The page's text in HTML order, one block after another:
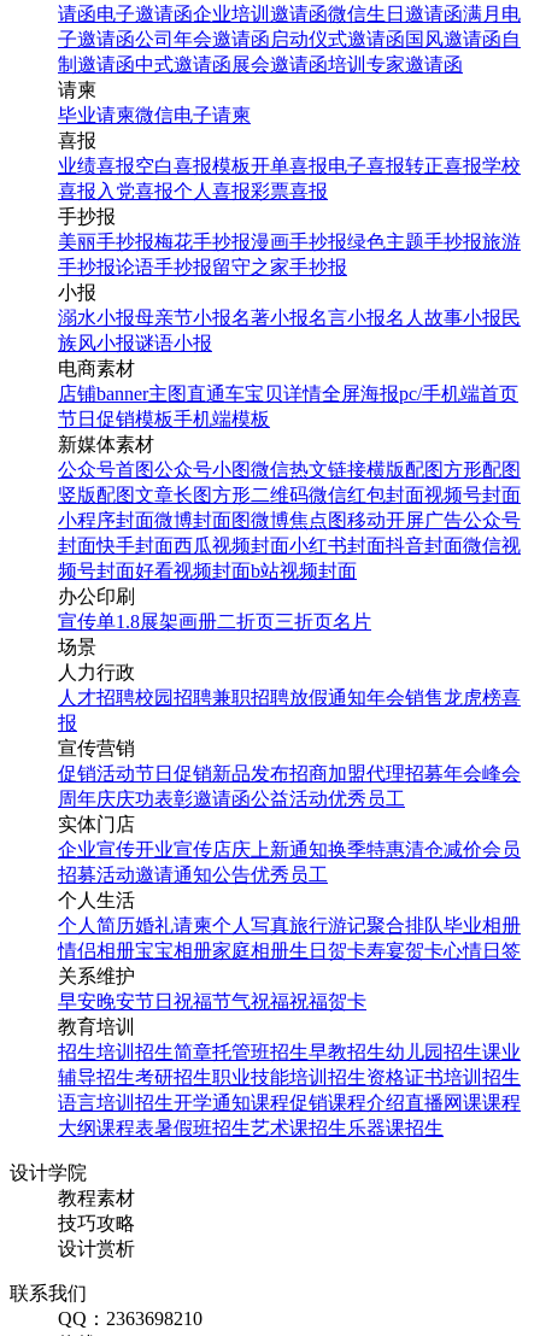
请函电子邀请函企业培训邀请函微信生日邀请函满月电
子邀请函公司年会邀请函 启动仪式邀请函国风邀请函自
制邀请函中式邀请函展会邀请函培训专家邀请函
请柬
毕业请柬微信电子请柬
喜报
业绩喜报空白喜报模板开单喜报电子喜报转正喜报学校
喜报 入党喜报个人喜报彩票喜报
手抄报
美丽手抄报梅花手抄报漫画手抄报绿色主题手抄报旅游
手抄报论语手抄报留守之家手抄报
小报
溺水小报母亲节小报名著小报名言小报名人故事小报民
族风小报谜语小报
电商素材
店铺banner主图直通车宝贝详情全屏海报pc/手机端首页
节日促销模板手机端模板
新媒体素材
公众号首图公众号小图微信热文链接横版配图方形配图
竖版配图文章长图方形二维码微信红包封面视频号封面
小程序封面微博封面图微博焦点图移动开屏广告公众号
封面快手封面西瓜视频封面小红书封面抖音封面微信视
频号封面好看视频封面b站视频封面
办公印刷
宣传单1.8展架画册二折页三折页名片
场景
人力行政
人才招聘校园招聘兼职招聘放假通知年会销售龙虎榜喜
报
宣传营销
促销活动节日促销新品发布招商加盟代理招募年会峰会
周年庆庆功表彰邀请函公益活动优秀员工
实体门店
企业宣传开业宣传店庆 上新通知换季特惠清仓减价会员
招募活动邀请通知公告优秀员工
个人生活
个人简历婚礼请柬个人写真旅行游记聚合排队毕业相册
情侣相册宝宝相册家庭相册生日贺卡寿宴贺卡心情日签
关系维护
早安晚安节日祝福节气祝福祝福贺卡
教育培训
招生培训 招生简章托管班招生早教招生幼儿园招生课业
辅导招生考研招生职业技能培训招生资格证书培训招生
语言培训招生开学通知课程促销课程介绍直播网课课程
大纲课程表暑假班招生艺术课招生乐器课招生
设计学院
教程素材
技巧攻略
设计赏析
联系我们
QQ：2363698210